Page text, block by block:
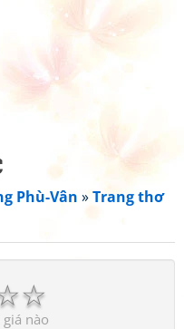
Phù-Vân »Trang thơ
☆
nào